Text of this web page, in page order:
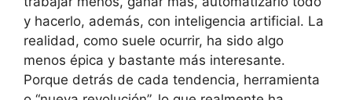
y hacerlo, además, con inteligencia artificial. La
realidad, como suele ocurrir, ha sido algo
menos épica y bastante más interesante.
Porque detrás de cada tendencia, herramienta